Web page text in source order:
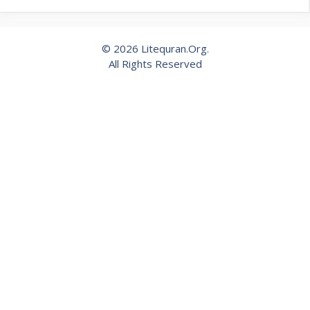
© 2026 Litequran.Org.
All Rights Reserved